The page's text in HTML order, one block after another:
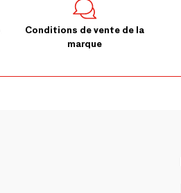
Conditions de vente de la
marque